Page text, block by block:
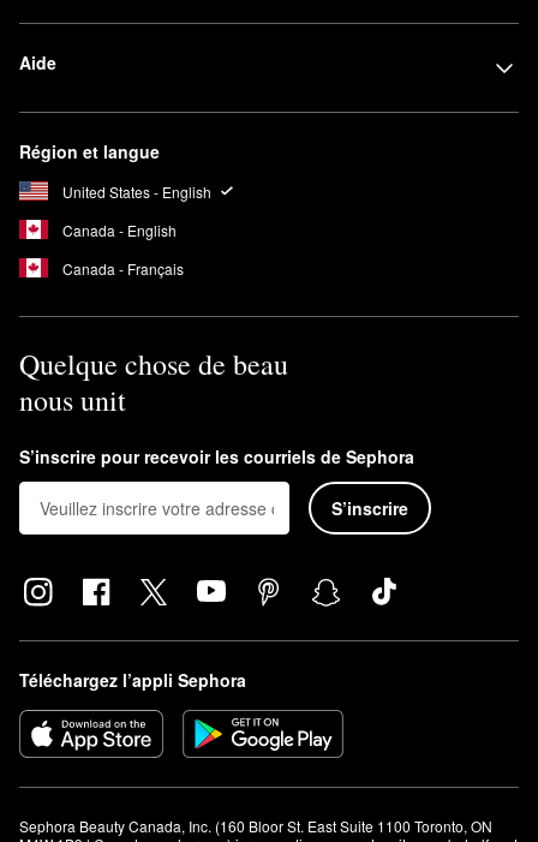
Aide
Région et langue
United States - English
Canada - English
Canada - Français
Quelque chose de beau
nous unit
S’inscrire pour recevoir les courriels de Sephora
S’inscrire
Téléchargez l’appli Sephora
Sephora Beauty Canada, Inc. (160 Bloor St. East Suite 1100 Toronto, ON